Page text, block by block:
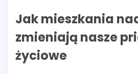
Jak mieszkania
zmieniają nasze
życiowe